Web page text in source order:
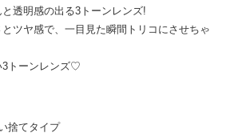
透明感の出る3トーンレンズ!
ツヤ感で、一目見た瞬間トリコにさせちゃ
3トーンレンズ♡
捨てタイプ